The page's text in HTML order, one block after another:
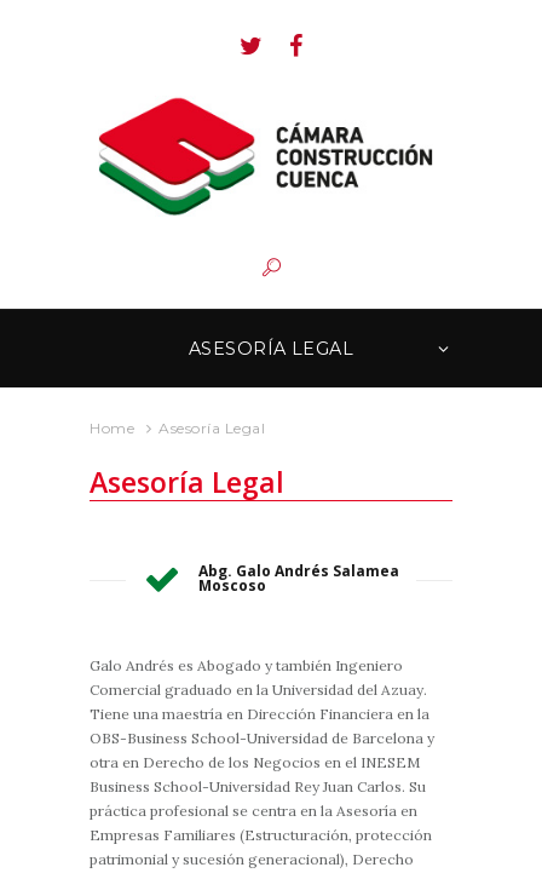
ASESORÍA LEGAL
Home Asesoría Legal
Asesoría Legal
Abg. Galo Andrés Salamea
Moscoso
Galo Andrés es Abogado y también Ingeniero
Comercial graduado en la Universidad del Azuay.
Tiene una maestría en Dirección Financiera en la
OBS-Business School-Universidad de Barcelona y
otra en Derecho de los Negocios en el INESEM
Business School-Universidad Rey Juan Carlos. Su
práctica profesional se centra en la Asesoría en
Empresas Familiares (Estructuración, protección
patrimonial y sucesión generacional), Derecho